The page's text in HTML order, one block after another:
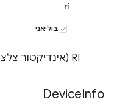
ri
בוליאני
RI (אינדיקטור צלצול).
DeviceInfo